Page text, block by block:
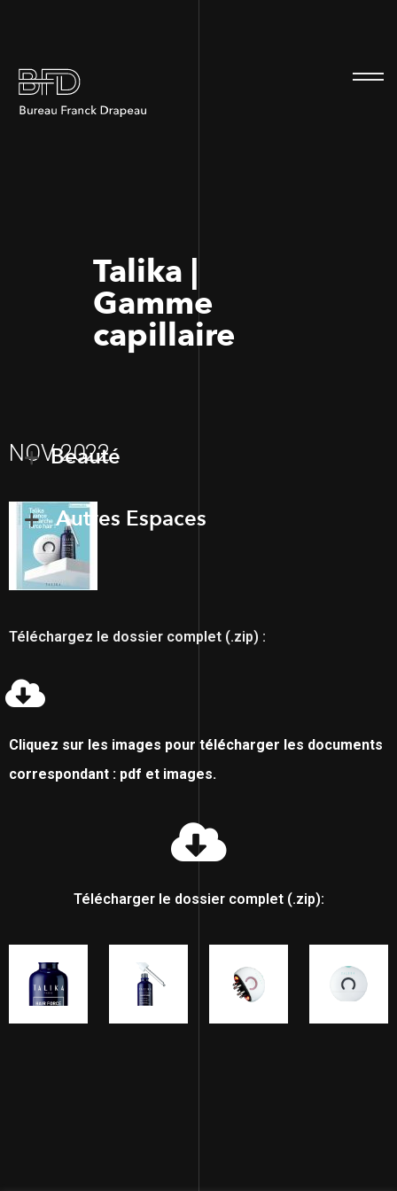
Talika |
Gamme
capillaire
NOV 2022
Beauté
Autres Espaces
Téléchargez le dossier complet (.zip) :
Cliquez sur les images pour télécharger les documents
correspondant : pdf et images.
Télécharger le dossier complet (.zip):